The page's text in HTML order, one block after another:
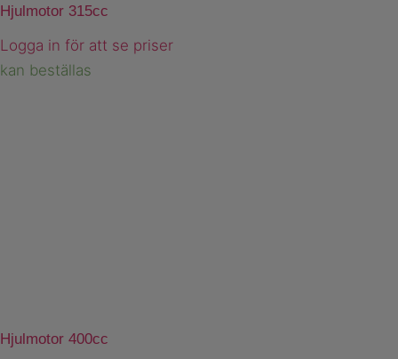
Hjulmotor 315cc
Logga in för att se priser
kan beställas
Hjulmotor 400cc